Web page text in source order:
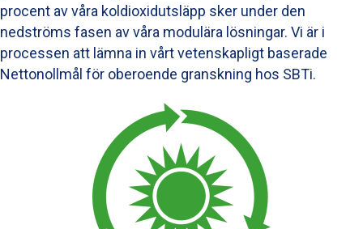
procent av våra koldioxidutsläpp sker under den
nedströms fasen av våra modulära lösningar. Vi är i
processen att lämna in vårt vetenskapligt baserade
Nettonollmål för oberoende granskning hos SBTi.